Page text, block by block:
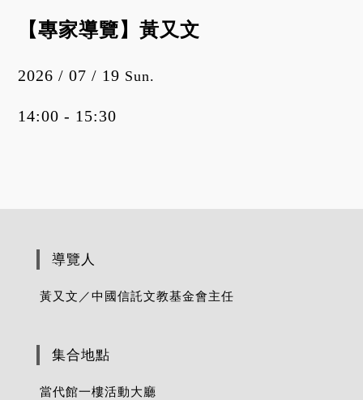
【專家導覽】黃又文
2026 / 07 / 19 Sun.
14:00 - 15:30
導覽人
黃又文／中國信託文教基金會主任
集合地點
當代館一樓活動大廳